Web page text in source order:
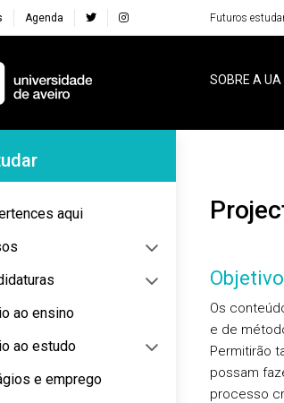
Agenda Futuros
SOBRE A UA
Lateral
aqui
ao ensino
ao estudo
e emprego
Os
e de
Permitirão
possam
processo